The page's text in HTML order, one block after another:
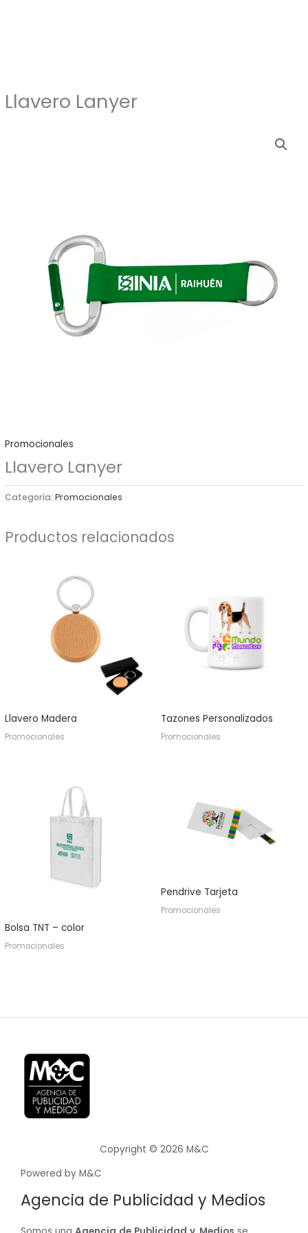
Llavero Lanyer
Promocionales
Llavero Lanyer
Categoría:Promocionales
Productos relacionados
Llavero Madera
Promocionales
Tazones Personalizados
Promocionales
Bolsa TNT – color
Promocionales
Pendrive Tarjeta
Promocionales
Copyright © 2026 M&C
Powered by M&C
Agencia de Publicidad y Medios